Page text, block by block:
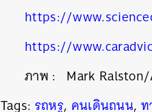
https://
https://
ภาพ : Mark Ralston/
Tags: รถหรู, คนเดินถนน, ท